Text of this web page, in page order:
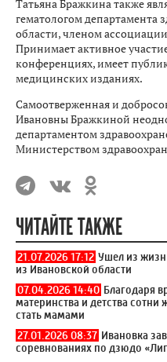
Татьяна Бражкина также
гематологом департамента
области, членом
Принимает активное
конференциях, имеет
медицинских изданиях.
Самоотверженная и
Ивановны Бражкиной
департаментом
Министерством
ЧИТАЙТЕ ТАКЖЕ
21.07.2026 17:12 Ушел из
из Ивановской области
07.04.2026 14:40 Благодаря
материнства и детства
стать мамами
27.01.2026 08:37 Ивановка
соревнованиях по дзюдо